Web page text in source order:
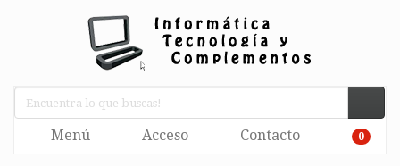
Menú Acceso Contacto 0